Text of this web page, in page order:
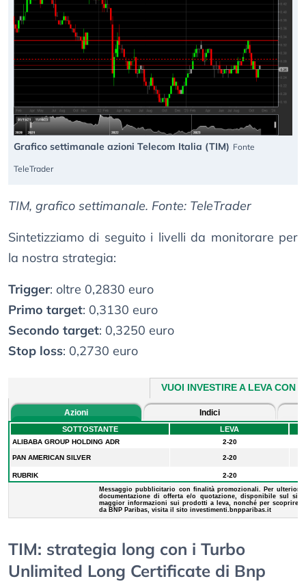
Grafico settimanale azioni Telecom Italia (TIM) Fonte
TeleTrader
TIM, grafico settimanale. Fonte: TeleTrader
Sintetizziamo di seguito i livelli da monitorare per
la nostra strategia:
Trigger: oltre 0,2830 euro
Primo target: 0,3130 euro
Secondo target: 0,3250 euro
Stop loss: 0,2730 euro
TIM: strategia long con i Turbo
Unlimited Long Certificate di Bnp